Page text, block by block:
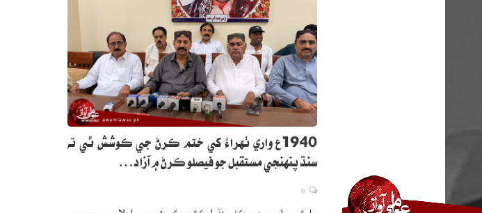
1940ع واري ٺهراءُ کي ختم ڪرڻ جي ڪوشش ٿي ته
سنڌ پنهنجي مستقبل جو فيصلو ڪرڻ ۾ آزاد…
ڄامشورو (ويب ڊيسڪ) سنڌ ايڪشن ڪميٽي جي اجلاس ۾ چيو ويو